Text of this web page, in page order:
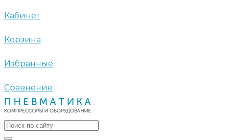
Кабинет
Корзина
Избранные
Сравнение